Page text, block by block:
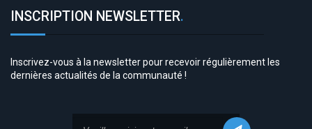
INSCRIPTION NEWSLETTER.
Inscrivez-vous à la newsletter pour recevoir régulièrement les
dernières actualités de la communauté !